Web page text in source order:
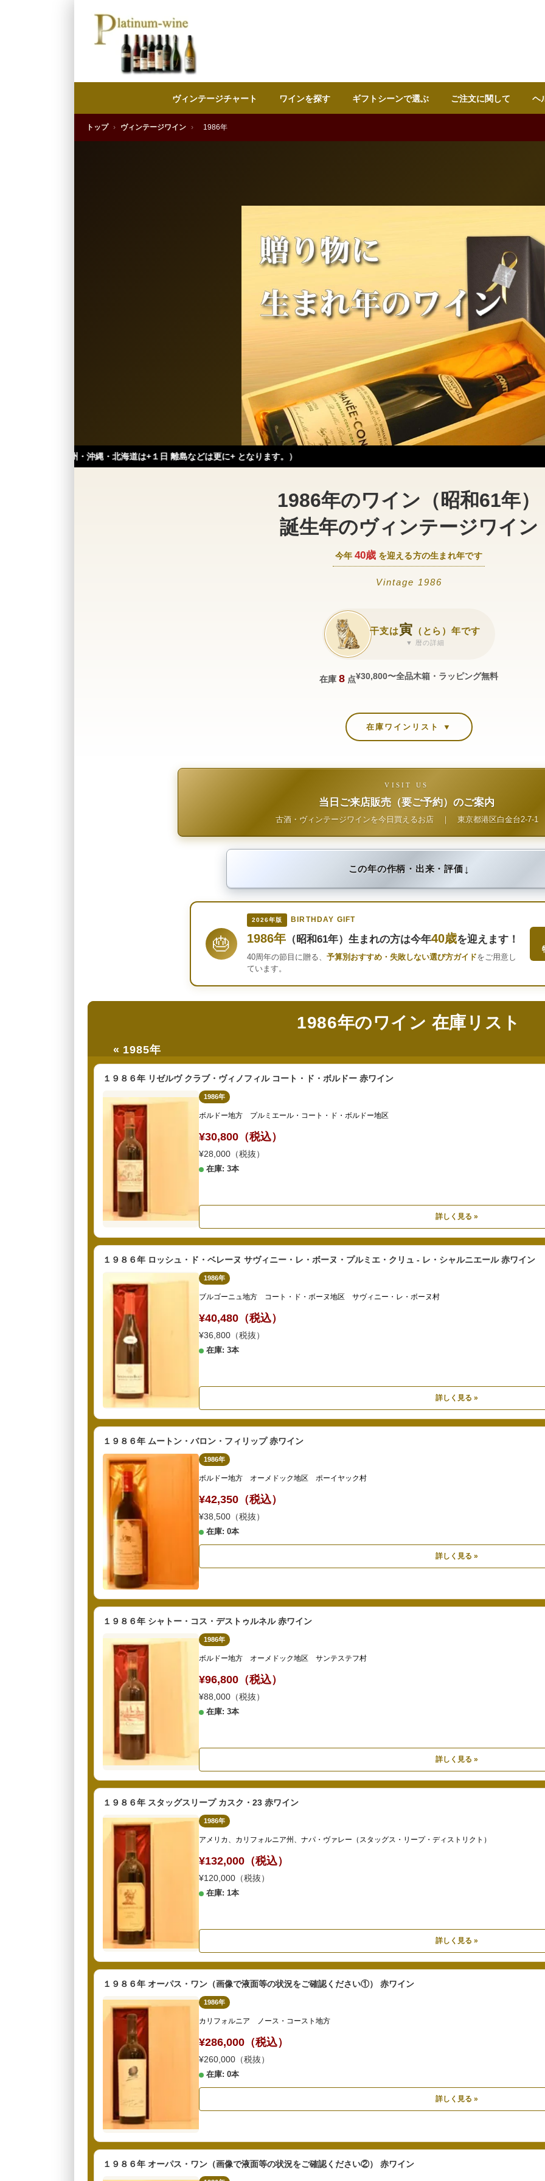
ヴィンテージチャート ワインを探す ギフトシーンで選ぶ ご注文に関して ヘ
トップ › ヴィンテージワイン › 1986年
沖縄・北海道は+１日 離島などは更に+ となります。）
1986年のワイン（昭和61年）
誕生年のヴィンテージワイン
今年 40歳 を迎える方の生まれ年です
Vintage 1986
干支は寅 （とら）年です
▼ 暦の詳細
在庫 8 点¥30,800〜全品木箱・ラッピング無料
在庫ワインリスト ▼
VISIT US
当日ご来店販売（要ご予約）のご案内
古酒・ヴィンテージワインを今日買えるお店｜ 東京都港区白金台2-7-1
この年の作柄・出来・評価↓
🎂
2026年版 BIRTHDAY GIFT
1986年 （昭和61年）生まれの方は今年40歳を迎えます！
40周年の節目に贈る、 予算別おすすめ・失敗しない選び方ガイドをご用意し
ています。
1986年のワイン 在庫リスト
« 1985年
１９８６年 リゼルヴ クラブ・ヴィノフィル コート・ド・ボルドー 赤ワイン
1986年
ボルドー地方 プルミエール・コート・ド・ボルドー地区
¥30,800（税込）
¥28,000（税抜）
在庫: 3本
詳しく見る »
１９８６年 ロッシュ・ド・ベレーヌ サヴィニー・レ・ボーヌ・プルミエ・クリュ - レ・シャルニエール 赤ワイン
1986年
ブルゴーニュ地方 コート・ド・ボーヌ地区 サヴィニー・レ・ボーヌ村
¥40,480（税込）
¥36,800（税抜）
在庫: 3本
詳しく見る »
１９８６年 ムートン・バロン・フィリップ 赤ワイン
1986年
ボルドー地方 オーメドック地区 ポーイヤック村
¥42,350（税込）
¥38,500（税抜）
在庫: 0本
詳しく見る »
１９８６年 シャトー・コス・デストゥルネル 赤ワイン
1986年
ボルドー地方 オーメドック地区 サンテステフ村
¥96,800（税込）
¥88,000（税抜）
在庫: 3本
詳しく見る »
１９８６年 スタッグスリープ カスク・23 赤ワイン
1986年
アメリカ、カリフォルニア州、ナパ・ヴァレー（スタッグス・リープ・ディストリクト）
¥132,000（税込）
¥120,000（税抜）
在庫: 1本
詳しく見る »
１９８６年 オーパス・ワン（画像で液面等の状況をご確認ください①） 赤ワイン
1986年
カリフォルニア ノース・コースト地方
¥286,000（税込）
¥260,000（税抜）
在庫: 0本
詳しく見る »
１９８６年 オーパス・ワン（画像で液面等の状況をご確認ください②） 赤ワイン